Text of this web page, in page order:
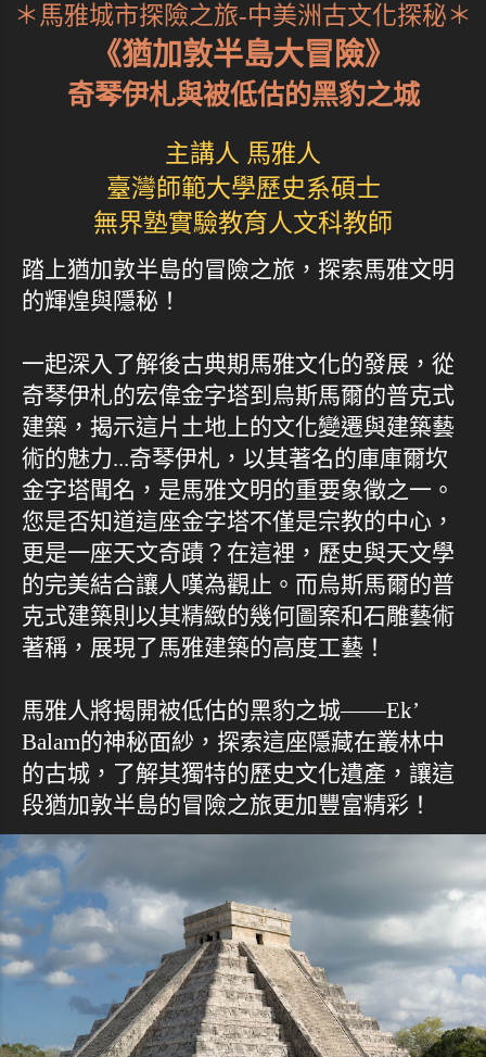
＊馬雅城市探險之旅-中美洲古文化探秘＊
《猶加敦半島大冒險》
奇琴伊札與被低估的黑豹之城
主講人 馬雅人
臺灣師範大學歷史系碩士
無界塾實驗教育人文科教師
踏上猶加敦半島的冒險之旅，探索馬雅文明
的輝煌與隱秘！
一起深入了解後古典期馬雅文化的發展，從
奇琴伊札的宏偉金字塔到烏斯馬爾的普克式
建築，揭示這片土地上的文化變遷與建築藝
術的魅力...奇琴伊札，以其著名的庫庫爾坎
金字塔聞名，是馬雅文明的重要象徵之一。
您是否知道這座金字塔不僅是宗教的中心，
更是一座天文奇蹟？在這裡，歷史與天文學
的完美結合讓人嘆為觀止。而烏斯馬爾的普
克式建築則以其精緻的幾何圖案和石雕藝術
著稱，展現了馬雅建築的高度工藝！
馬雅人將揭開被低估的黑豹之城——Ek’
Balam的神秘面紗，探索這座隱藏在叢林中
的古城，了解其獨特的歷史文化遺產，讓這
段猶加敦半島的冒險之旅更加豐富精彩！